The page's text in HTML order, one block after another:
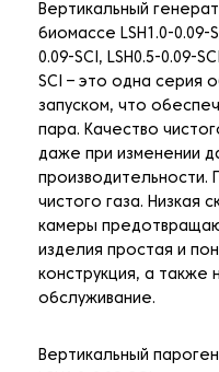
Вертикальный
биомассе LSH1.0-0.09-
0.09-SCI, LSH0.5-0.09-
SCI – это одна серия
запуском, что
пара. Качество
даже при изменении
производительности.
чистого газа. Низкая
камеры
изделия простая и
конструкция, а также
обслуживание.
Вертикальный